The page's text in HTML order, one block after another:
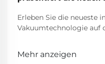
Erleben Sie die neueste
Vakuumtechnologie auf
für eine Vorführung!
Mehr anzeigen